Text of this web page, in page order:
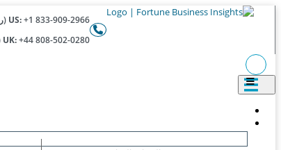
US:+1 833-909-2966 (رقم مجاني)
UK:+44 808-502-0280 (رقم مجاني)